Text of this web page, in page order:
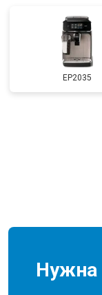
EP2035
Нужна